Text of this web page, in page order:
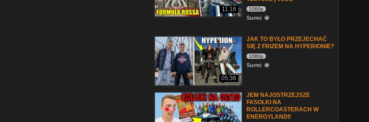
11:16 1080p
Surmi
05:36
JAK TO BYŁO PRZEJECHAĆ
SIĘ Z FRIZEM NA HYPERIONIE?
1080p
Surmi
JEM NAJOSTRZEJSZE
FASOLKI NA
ROLLERCOASTERACH W
ENERGYLANDI!